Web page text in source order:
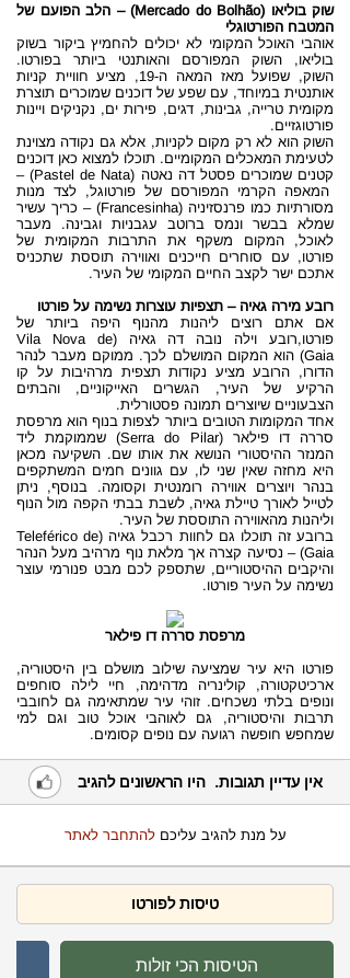
שוק בוליאו (Mercado do Bolhão) – הלב הפועם של
המטבח הפורטוגלי
אוהבי האוכל המקומי לא יכולים להחמיץ ביקור בשוק
בוליאו, השוק המפורסם והאותנטי ביותר בפורטו.
השוק, שפועל מאז המאה ה-19, מציע חוויית קניות
אותנטית במיוחד, עם שפע של דוכנים שמוכרים תוצרת
מקומית טרייה, גבינות, דגים, פירות ים, נקניקים ויינות
פורטוגזיים.
השוק הוא לא רק מקום לקניות, אלא גם נקודה מצוינת
לטעימת המאכלים המקומיים. תוכלו למצוא כאן דוכנים
קטנים שמוכרים פסטל דה נאטה (Pastel de Nata) –
המאפה הקרמי המפורסם של פורטוגל, לצד מנות
מסורתיות כמו פרנסזיניה (Francesinha) – כריך עשיר
שמלא בבשר ונמס ברוטב עגבניות וגבינה. מעבר
לאוכל, המקום משקף את התרבות המקומית של
פורטו, עם סוחרים חייכנים ואווירה תוססת שתכניס
אתכם ישר לקצב החיים המקומי של העיר.
רובע מירה גאיה – תצפיות עוצרות נשימה על פורטו
אם אתם רוצים ליהנות מהנוף היפה ביותר של
פורטו,רובע וילה נובה דה גאיה (Vila Nova de
Gaia) הוא המקום המושלם לכך. ממוקם מעבר לנהר
הדורו, הרובע מציע נקודות תצפית מרהיבות על קו
הרקיע של העיר, הגשרים האייקוניים, והבתים
הצבעוניים שיוצרים תמונה פסטורלית.
אחד המקומות הטובים ביותר לצפות בנוף הוא מרפסת
סררה דו פילאר (Serra do Pilar) שממוקמת ליד
המנזר ההיסטורי הנושא את אותו שם. השקיעה מכאן
היא מחזה שאין שני לו, עם גוונים חמים המשתקפים
בנהר ויוצרים אווירה רומנטית וקסומה. בנוסף, ניתן
לטייל לאורך טיילת גאיה, לשבת בבתי הקפה מול הנוף
וליהנות מהאווירה התוססת של העיר.
ברובע זה תוכלו גם לחוות רכבל גאיה (Teleférico de
Gaia) – נסיעה קצרה אך מלאת נוף מרהיב מעל הנהר
והיקבים ההיסטוריים, שתספק לכם מבט פנורמי עוצר
נשימה על העיר פורטו.
מרפסת סררה דו פילאר
פורטו היא עיר שמציעה שילוב מושלם בין היסטוריה,
ארכיטקטורה, קולינריה מדהימה, חיי לילה סוחפים
ונופים בלתי נשכחים. זוהי עיר שמתאימה גם לחובבי
תרבות והיסטוריה, גם לאוהבי אוכל טוב וגם למי
שמחפש חופשה רגועה עם נופים קסומים.
אין עדיין תגובות. היו הראשונים להגיב
על מנת להגיב עליכםלהתחבר לאתר
טיסות לפורטו
הטיסות הכי זולות